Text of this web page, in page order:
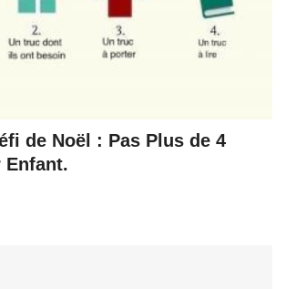
de Noël : Pas Plus de 4
Enfant.